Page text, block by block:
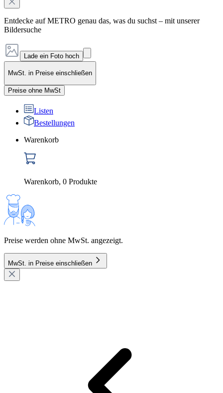
Entdecke auf METRO genau das, was du suchst – mit unserer
Bildersuche
Lade ein Foto hoch
MwSt. in Preise einschließen
Preise ohne MwSt
Listen
Bestellungen
Warenkorb
Warenkorb, 0 Produkte
Preise werden ohne MwSt. angezeigt.
MwSt. in Preise einschließen